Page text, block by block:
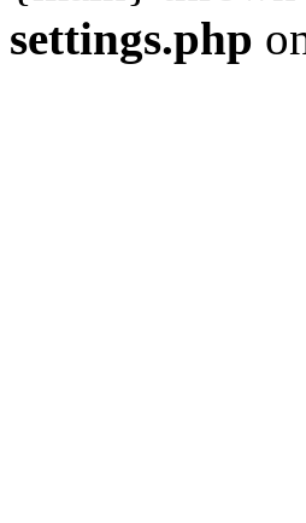
settings.php